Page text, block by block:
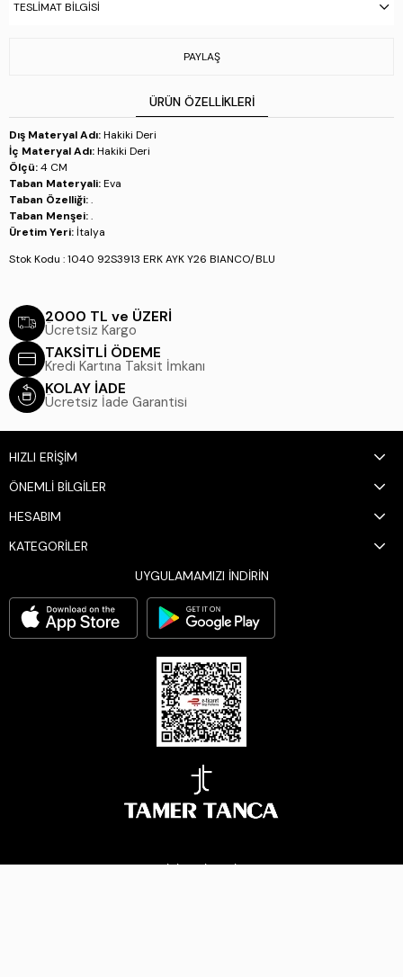
TESLIMAT BILGISI
PAYLAŞ
ÜRÜN ÖZELLIKLERI
Dış Materyal Adı:Hakiki Deri
İç Materyal Adı:Hakiki Deri
Ölçü:4 CM
Taban Materyali:Eva
Taban Özelliği:.
Taban Menşei:.
Üretim Yeri: İtalya
Stok Kodu : 1040 92S3913 ERK AYK Y26 BIANCO/BLU
2000 TL ve ÜZERİ
Ücretsiz Kargo
TAKSİTLİ ÖDEME
Kredi Kartına Taksit İmkanı
KOLAY İADE
Ücretsiz İade Garantisi
HIZLI ERİŞİM
ÖNEMLİ BİLGİLER
HESABIM
KATEGORİLER
UYGULAMAMIZI İNDİRİN
BİZİ TAKİP EDİN